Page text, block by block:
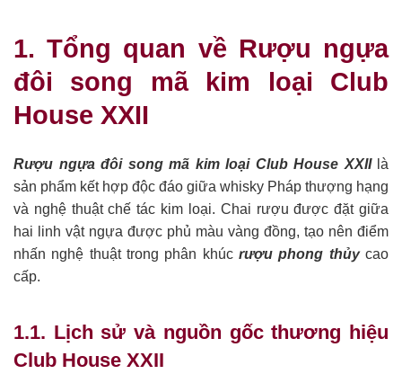
1. Tổng quan về Rượu ngựa
đôi song mã kim loại Club
House XXII
Rượu ngựa đôi song mã kim loại Club House XXIIlà
sản phẩm kết hợp độc đáo giữa whisky Pháp thượng hạng
và nghệ thuật chế tác kim loại. Chai rượu được đặt giữa
hai linh vật ngựa được phủ màu vàng đồng, tạo nên điểm
nhấn nghệ thuật trong phân khúc rượu phong thủycao
cấp.
1.1. Lịch sử và nguồn gốc thương hiệu
Club House XXII